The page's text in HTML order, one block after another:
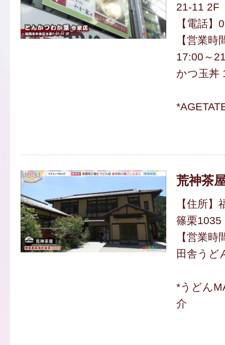
21-11 2F
【電話
【営業
17:00～
かつ玉丼
荒神茶
【住所
篠栗1035
【営業
田舎うど
*うどん
介